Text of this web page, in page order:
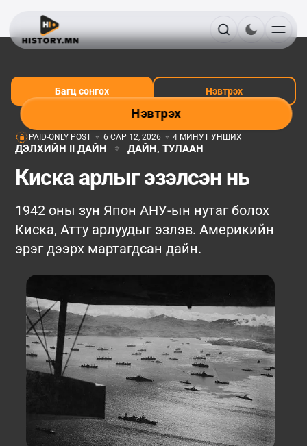
Нэвтрэх
Багц сонгох Нэвтрэх
PAID-ONLY POST 6 САР 12, 2026 4 МИНУТ УНШИХ
ДЭЛХИЙН II ДАЙН ДАЙН, ТУЛААН
Киска арлыг эзэлсэн нь
1942 оны зун Япон АНУ-ын нутаг болох
Киска, Атту арлуудыг эзлэв. Америкийн
эрэг дээрх мартагдсан дайн.